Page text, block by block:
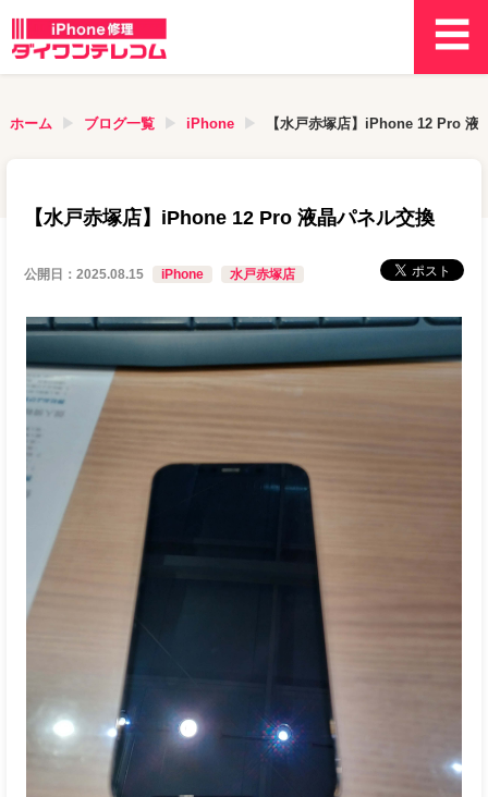
ホーム ブログ一覧 iPhone 【水戸赤塚店】iPhone 12 Pro 液
【水戸赤塚店】iPhone 12 Pro 液晶パネル交換
公開日：2025.08.15 iPhone 水戸赤塚店